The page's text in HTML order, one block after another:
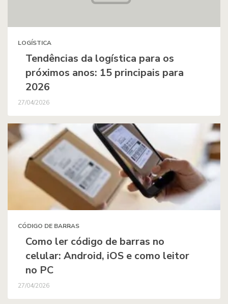
LOGÍSTICA
Tendências da logística para os
próximos anos: 15 principais para
2026
27/04/2026
CÓDIGO DE BARRAS
Como ler código de barras no
celular: Android, iOS e como leitor
no PC
27/04/2026